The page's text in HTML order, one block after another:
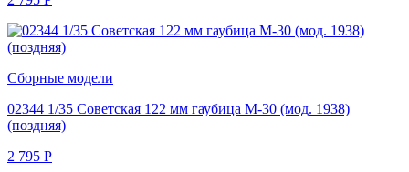
Сборные модели
02344 1/35 Советская 122 мм гаубица М-30 (мод. 1938)
(поздняя)
2 795 Р